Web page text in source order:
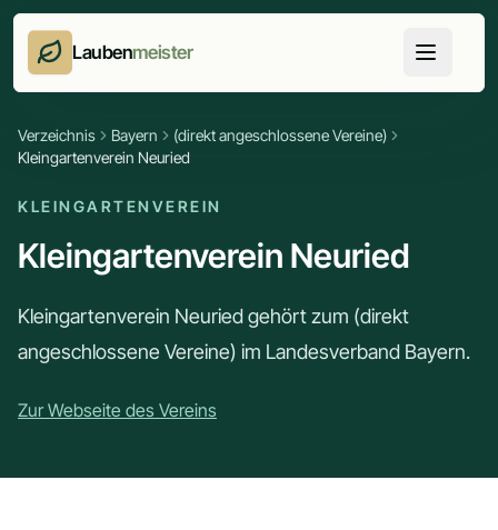
Laubenmeister
Verzeichnis Bayern
(direkt angeschlossene Vereine)
Kleingartenverein Neuried
KLEINGARTENVEREIN
Kleingartenverein Neuried
Kleingartenverein Neuried gehört zum (direkt
angeschlossene Vereine) im Landesverband Bayern.
Zur Webseite des Vereins